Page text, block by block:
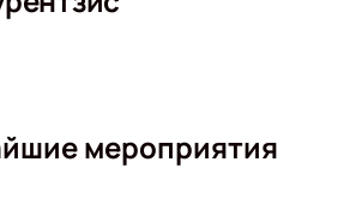
мероприятия